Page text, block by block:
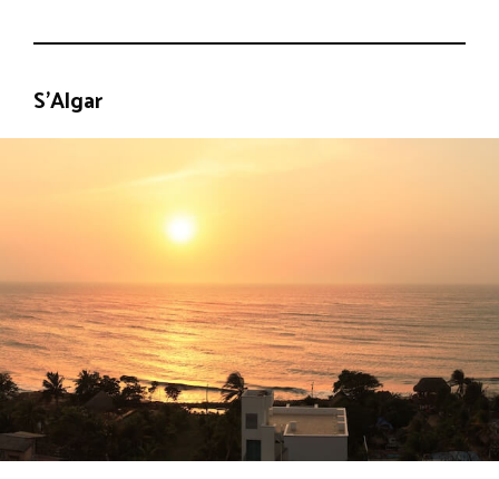
S’Algar